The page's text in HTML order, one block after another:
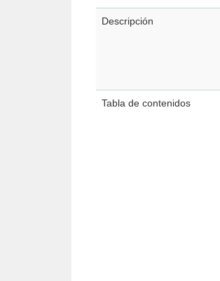
Descripción
Tabla de contenidos